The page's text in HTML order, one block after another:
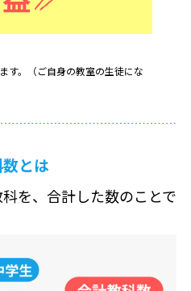
す。（ご自身の教室の生徒にな
とは
を、合計した数のことで